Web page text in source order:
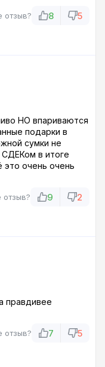
отзыв? 8 5
НО впариваются
подарки в
сумки не
в итоге
это очень очень
9 2
правдивее
отзыв? 7 5